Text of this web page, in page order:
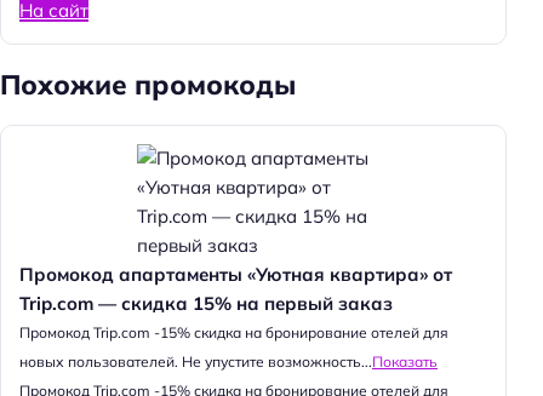
На сайт
Похожие промокоды
Промокод апартаменты «Уютная квартира» от
Trip.com — скидка 15% на первый заказ
Промокод Trip.com -15% скидка на бронирование отелей для
новых пользователей. Не упустите возможность...Показать
Промокод Trip.com -15% скидка на бронирование отелей для